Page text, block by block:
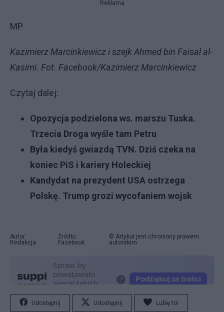
Reklama
MP
Kazimierz Marcinkiewicz i szejk Ahmed bin Faisal al-
Kasimi. Fot. Facebook/Kazimierz Marcinkiewicz
Czytaj dalej:
Opozycja podzielona ws. marszu Tuska.
Trzecia Droga wyśle tam Petru
Była kiedyś gwiazdą TVN. Dziś czeka na
koniec PiS i kariery Holeckiej
Kandydat na prezydent USA ostrzega
Polskę. Trump grozi wycofaniem wojsk
Autor:
Redakcja
Źródło:
Facebook
© Artykuł jest chroniony prawem
autorskim.
Udostępnij Udostępnij Lubię to!